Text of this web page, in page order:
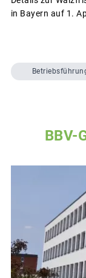
in Bayern auf 1.
BBV-